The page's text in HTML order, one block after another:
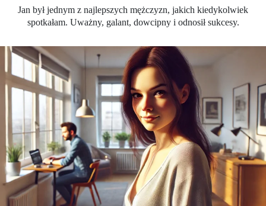
Jan był jednym z najlepszych mężczyzn, jakich kiedykolwiek
spotkałam. Uważny, galant, dowcipny i odnosił sukcesy.